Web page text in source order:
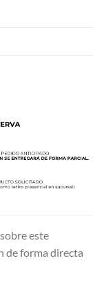
este
de forma directa